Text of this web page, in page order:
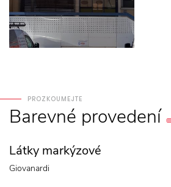
PROZKOUMEJTE
Barevné provedení
Látky markýzové
Giovanardi